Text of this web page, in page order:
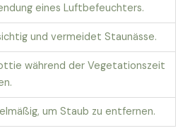
eines Luftbefeuchters.
und vermeidet Staunässe.
während der Vegetationszeit
um Staub zu entfernen.